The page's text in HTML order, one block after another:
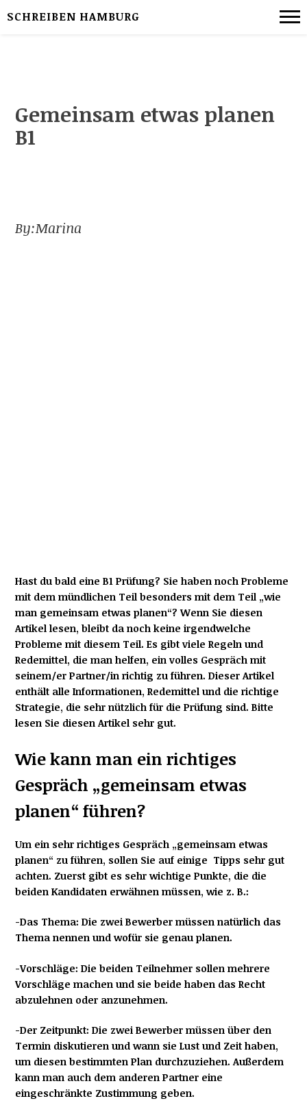
SCHREIBEN HAMBURG
Gemeinsam etwas planen
B1
By:Marina
Hast du bald eine B1 Prüfung? Sie haben noch Probleme
mit dem mündlichen Teil besonders mit dem Teil „wie
man gemeinsam etwas planen“? Wenn Sie diesen
Artikel lesen, bleibt da noch keine irgendwelche
Probleme mit diesem Teil. Es gibt viele Regeln und
Redemittel, die man helfen, ein volles Gespräch mit
seinem/er Partner/in richtig zu führen. Dieser Artikel
enthält alle Informationen, Redemittel und die richtige
Strategie, die sehr nützlich für die Prüfung sind. Bitte
lesen Sie diesen Artikel sehr gut.
Wie kann man ein richtiges
Gespräch „gemeinsam etwas
planen“ führen?
Um ein sehr richtiges Gespräch „gemeinsam etwas
planen“ zu führen, sollen Sie auf einige Tipps sehr gut
achten. Zuerst gibt es sehr wichtige Punkte, die die
beiden Kandidaten erwähnen müssen, wie z. B.:
-Das Thema: Die zwei Bewerber müssen natürlich das
Thema nennen und wofür sie genau planen.
-Vorschläge: Die beiden Teilnehmer sollen mehrere
Vorschläge machen und sie beide haben das Recht
abzulehnen oder anzunehmen.
-Der Zeitpunkt: Die zwei Bewerber müssen über den
Termin diskutieren und wann sie Lust und Zeit haben,
um diesen bestimmten Plan durchzuziehen. Außerdem
kann man auch dem anderen Partner eine
eingeschränkte Zustimmung geben.